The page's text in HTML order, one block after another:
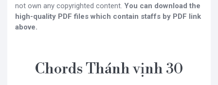
not own any copyrighted content. You can download the
high-quality PDF files which contain staffs by PDF link
above.
Chords Thánh vịnh 30